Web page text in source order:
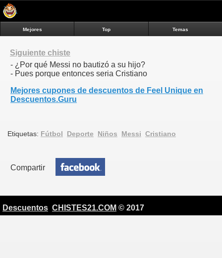
Mejores Top Temas
Siguiente chiste
- ¿Por qué Messi no bautizó a su hijo?
- Pues porque entonces seria Cristiano
Mejores cupones de descuentos de Feel Unique en
Descuentos.Guru
Etiquetas: Fútbol Deporte Niños Messi Cristiano
Compartir
Descuentos CHISTES21.COM © 2017